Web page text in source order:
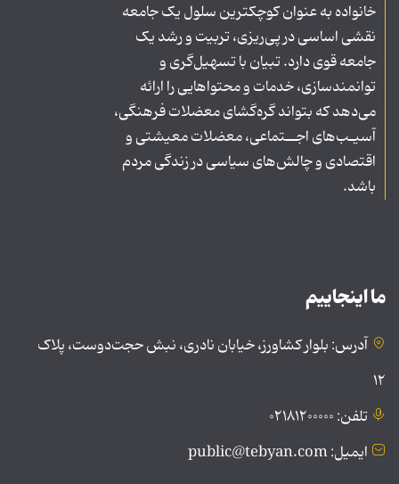
خانواده به عنوان کوچکترین سلول یک جامعه
نقشی اساسی در پی‌ریزی، تربیت و رشد یک
جامعه قوی دارد. تبیان با تسهیل‌گری و
توانمندسازی، خدمات و محتواهایی را ارائه
می‌دهد که بتواند گره‌گشای معضلات فرهنگی،
آسیـب‌های اجــتماعی، معضلات معیشتی و
اقتصادی و چالش‌های سیاسی در زندگی مردم
باشد.
ما اینجاییم
آدرس: بلوار کشاورز، خیابان نادری، نبش حجت‌دوست، پلاک
۱۲
تلفن: ۰۲۱۸۱۲۰۰۰۰۰
ایمیل: public@tebyan.com